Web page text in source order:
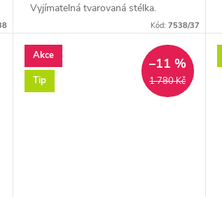
Vyjímatelná tvarovaná stélka.
Speciální podrážka pro tumení
VELIKOSTNÍ...
Kód: 7538/37
Akce
Tip
1 780 Kč
–11 %